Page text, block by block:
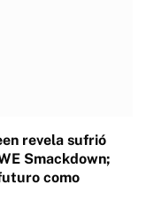
revela sufrió
Smackdown;
como